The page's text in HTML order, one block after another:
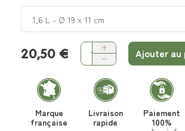
1,6 L - Ø 19 x 11 cm
20,50 € Ajouter au
Marque
française
Livraison
rapide
Paiement
100%